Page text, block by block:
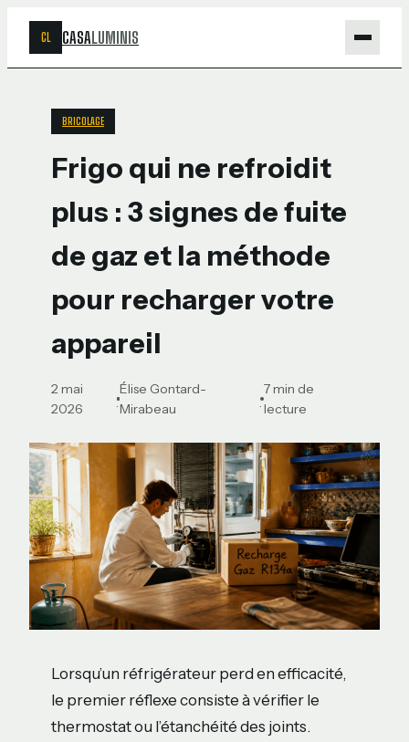
CL CASALUMINIS
Jardinage
Déco
BRICOLAGE
Frigo qui ne refroidit
plus : 3 signes de fuite
de gaz et la méthode
pour recharger votre
appareil
2 mai
2026
·
Élise Gontard-
Mirabeau
·
7 min de
lecture
Lorsqu’un réfrigérateur perd en efficacité,
le premier réflexe consiste à vérifier le
thermostat ou l’étanchéité des joints.